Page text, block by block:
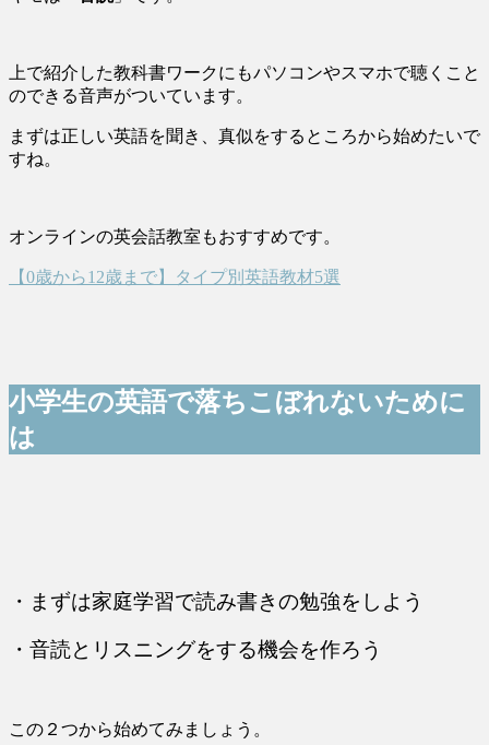
上で紹介した教科書ワークにもパソコンやスマホで聴くこと
のできる音声がついています。
まずは正しい英語を聞き、真似をするところから始めたいで
すね。
オンラインの英会話教室もおすすめです。
【0歳から12歳まで】タイプ別英語教材5選
小学生の英語で落ちこぼれないために
は
・まずは家庭学習で読み書きの勉強をしよう
・音読とリスニングをする機会を作ろう
この２つから始めてみましょう。